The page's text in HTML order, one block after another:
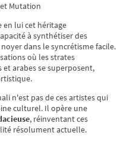
Mutation
en lui cet héritage
à synthétiser des
dans le syncrétisme facile.
où les strates
arabes se superposent,
n'est pas de ces artistes qui
culturel. Il opère une
, réinventant ces
résolument actuelle.